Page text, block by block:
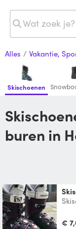
Alles / Vakantie,
Skischoenen
Skischoenen huren van je
buren in
€